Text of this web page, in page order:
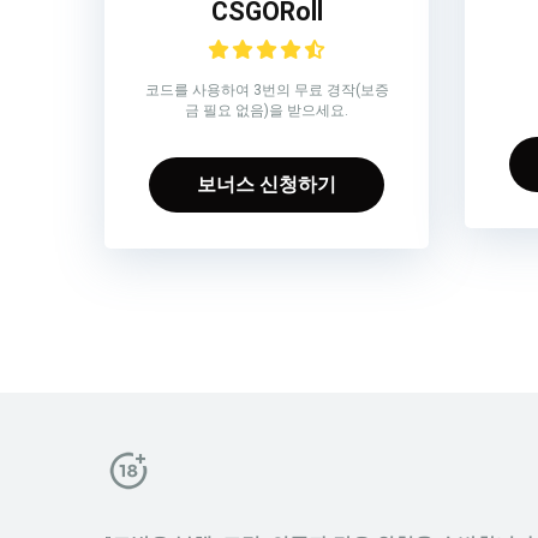
CSGORoll
코드를 사용하여 3번의 무료 경작(보증
금 필요 없음)을 받으세요.
보너스 신청하기